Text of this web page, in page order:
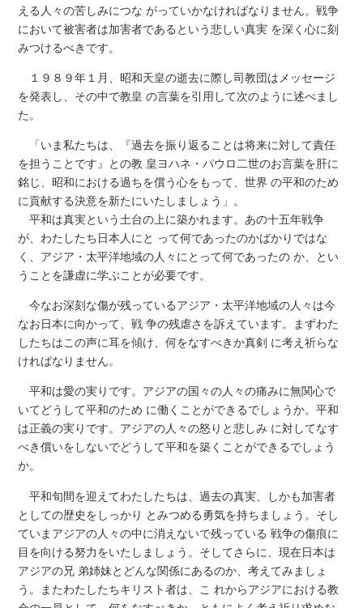
える人々の苦しみにつな がっていかなければなりません。戦争
において被害者は加害者であるという悲しい真実 を深く心に刻
みつけるべきです。
１９８９年１月、昭和天皇の逝去に際し司教団はメッセージ
を発表し、その中で教皇 の言葉を引用して次のように述べまし
た。
「いま私たちは、『過去を振り返ることは将来に対して責任
を担うことです』との教 皇ヨハネ・パウロ二世のお言葉を肝に
銘じ、昭和における過ちを償う心をもって、世界 の平和のため
に貢献する決意を新たにいたしましょう」。
平和は真実という土台の上に築かれます。あの十五年戦争
が、わたしたち日本人にと って何であったのかばかりではな
く、アジア・太平洋地域の人々にとって何であったの か、とい
うことを謙虚に学ぶことが必要です。
今なお深刻な傷が残っているアジア・太平洋地域の人々は今
なお日本に向かって、戦 争の残虐さを訴えています。まずわた
したちはこの声に耳を傾け、何をなすべきか真剣 に考え祈らな
ければなりません。
平和は愛の実りです。アジアの国々の人々の痛みに無関心で
いてどうして平和のため に働くことができるでしょうか。平和
は正義の実りです。アジアの人々の怒りと悲しみ に対してなす
べき償いをしないでどうして平和を築くことができるでしょう
か。
平和旬間を迎えてわたしたちは、過去の真実、しかも加害者
としての歴史をしっかり とみつめる勇気を持ちましょう。そし
ていまアジアの人々の中に消えないで残っている 戦争の傷痕に
目を向ける努力をいたしましょう。そしてさらに、現在日本は
アジアの兄 弟姉妹とどんな関係にあるのか、考えてみましょ
う。またわたしたちキリスト者は、こ れからアジアにおける教